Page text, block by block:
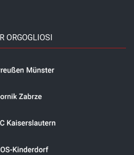
ORGOGLIOSI